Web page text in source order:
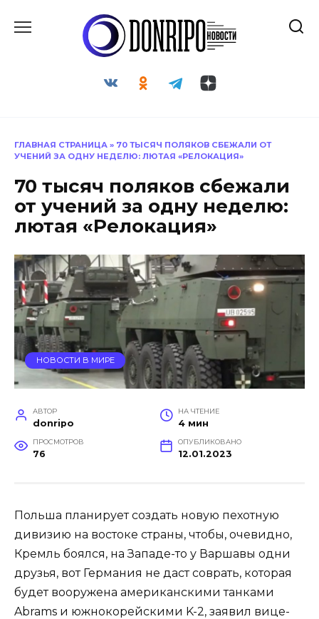
ГЛАВНАЯ СТРАНИЦА » 70 ТЫСЯЧ ПОЛЯКОВ СБЕЖАЛИ ОТ
УЧЕНИЙ ЗА ОДНУ НЕДЕЛЮ: ЛЮТАЯ «РЕЛОКАЦИЯ»
70 тысяч поляков сбежали
от учений за одну неделю:
лютая «Релокация»
НОВОСТИ В МИРЕ
АВТОР
donripo
НА ЧТЕНИЕ
4 мин
ПРОСМОТРОВ
76
ОПУБЛИКОВАНО
12.01.2023
Польша планирует создать новую пехотную
дивизию на востоке страны, чтобы, очевидно,
Кремль боялся, на Западе-то у Варшавы одни
друзья, вот Германия не даст соврать, которая
будет вооружена американскими танками
Abrams и южнокорейскими K-2, заявил вице-